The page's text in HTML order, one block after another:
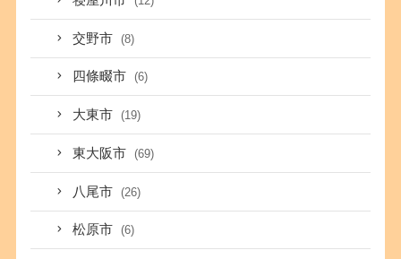
交野市 (8)
四條畷市 (6)
大東市 (19)
東大阪市 (69)
八尾市 (26)
松原市 (6)